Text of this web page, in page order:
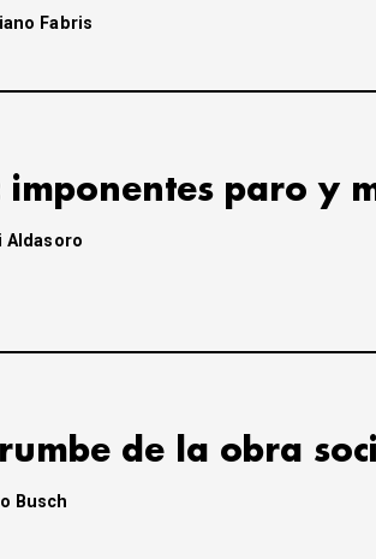
Fabris
imponentes paro y
Aldasoro
de la obra
Busch